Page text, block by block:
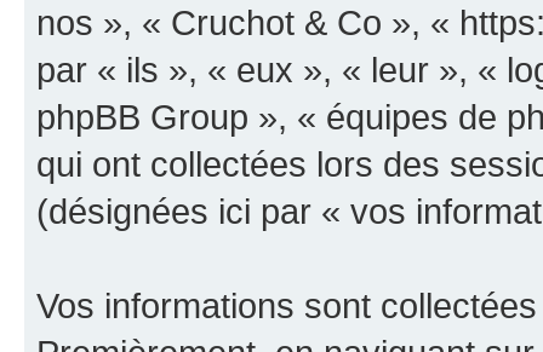
nos », « Cruchot & Co », «
par « ils », « eux », « leur », «
phpBB Group », « équipes de
qui ont collectées lors des
(désignées ici par « vos
Vos informations sont